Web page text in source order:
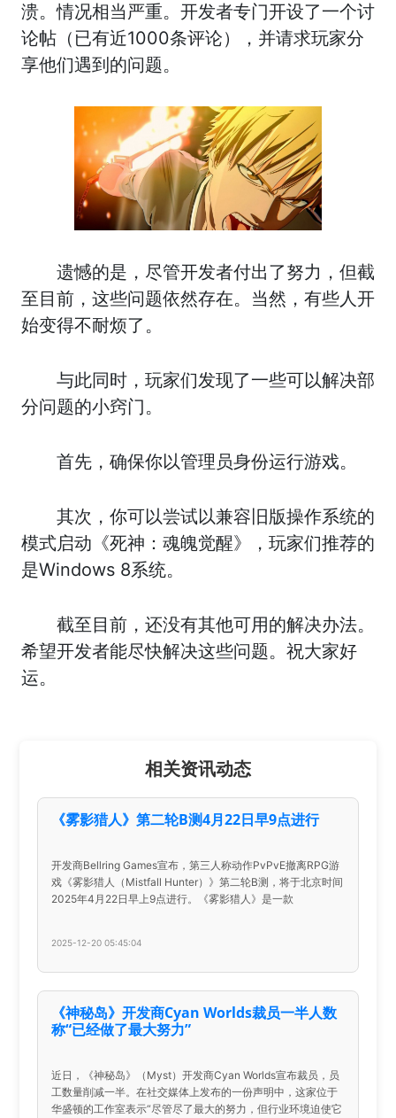
溃。情况相当严重。开发者专门开设了一个讨
论帖（已有近1000条评论），并请求玩家分
享他们遇到的问题。
遗憾的是，尽管开发者付出了努力，但截
至目前，这些问题依然存在。当然，有些人开
始变得不耐烦了。
与此同时，玩家们发现了一些可以解决部
分问题的小窍门。
首先，确保你以管理员身份运行游戏。
其次，你可以尝试以兼容旧版操作系统的
模式启动《死神：魂魄觉醒》，玩家们推荐的
是Windows 8系统。
截至目前，还没有其他可用的解决办法。
希望开发者能尽快解决这些问题。祝大家好
运。
相关资讯动态
《雾影猎人》第二轮B测4月22日早9点进行
开发商Bellring Games宣布，第三人称动作PvPvE撤离RPG游
戏《雾影猎人（Mistfall Hunter）》第二轮B测，将于北京时间
2025年4月22日早上9点进行。《雾影猎人》是一款
2025-12-20 05:45:04
《神秘岛》开发商Cyan Worlds裁员一半人数
称“已经做了最大努力”
近日，《神秘岛》（Myst）开发商Cyan Worlds宣布裁员，员
工数量削减一半。在社交媒体上发布的一份声明中，这家位于
华盛顿的工作室表示“尽管尽了最大的努力，但行业环境迫使它